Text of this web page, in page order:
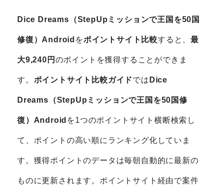
Dice Dreams（StepUpミッションで王国を50国
修復）Android をポイントサイト比較すると、最
大9,240円 のポイントを獲得することができま
す。 ポイントサイト比較ガイドでは Dice
Dreams（StepUpミッションで王国を50国修
復）Android を1つのポイントサイト横断検索し
て、ポイントの高い順にランキング化していま
す。獲得ポイントのデータは毎朝自動的に最新の
ものに更新されます。ポイントサイト経由で案件